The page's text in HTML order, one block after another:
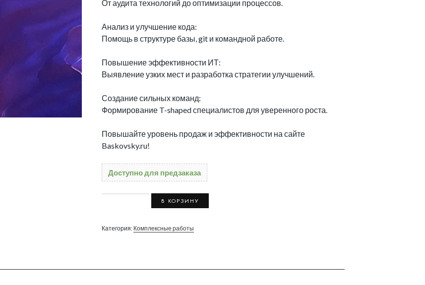
От аудита технологий до оптимизации процессов.
Анализ и улучшение кода:
Помощь в структуре базы, git и командной работе.
Повышение эффективности ИТ:
Выявление узких мест и разработка стратегии улучшений.
Создание сильных команд:
Формирование T-shaped специалистов для уверенного роста.
Повышайте уровень продаж и эффективности на сайте
Baskovsky.ru!
Доступно для предзаказа
консалтинг
В КОРЗИНУ
Категория: Комплексные работы